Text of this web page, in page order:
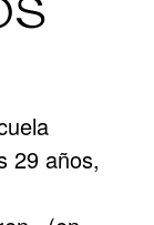
29 años,